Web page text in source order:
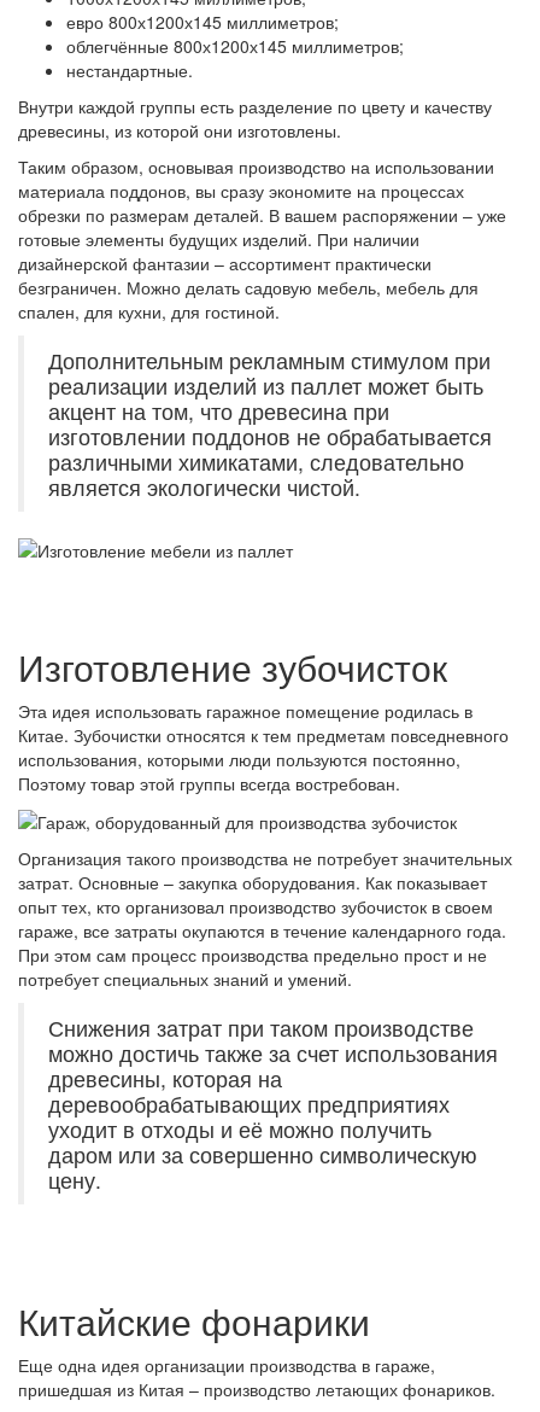
евро 800х1200х145 миллиметров;
облегчённые 800х1200х145 миллиметров;
нестандартные.
Внутри каждой группы есть разделение по цвету и качеству
древесины, из которой они изготовлены.
Таким образом, основывая производство на использовании
материала поддонов, вы сразу экономите на процессах
обрезки по размерам деталей. В вашем распоряжении – уже
готовые элементы будущих изделий. При наличии
дизайнерской фантазии – ассортимент практически
безграничен. Можно делать садовую мебель, мебель для
спален, для кухни, для гостиной.
Дополнительным рекламным стимулом при
реализации изделий из паллет может быть
акцент на том, что древесина при
изготовлении поддонов не обрабатывается
различными химикатами, следовательно
является экологически чистой.
Изготовление зубочисток
Эта идея использовать гаражное помещение родилась в
Китае. Зубочистки относятся к тем предметам повседневного
использования, которыми люди пользуются постоянно,
Поэтому товар этой группы всегда востребован.
Организация такого производства не потребует значительных
затрат. Основные – закупка оборудования. Как показывает
опыт тех, кто организовал производство зубочисток в своем
гараже, все затраты окупаются в течение календарного года.
При этом сам процесс производства предельно прост и не
потребует специальных знаний и умений.
Снижения затрат при таком производстве
можно достичь также за счет использования
древесины, которая на
деревообрабатывающих предприятиях
уходит в отходы и её можно получить
даром или за совершенно символическую
цену.
Китайские фонарики
Еще одна идея организации производства в гараже,
пришедшая из Китая – производство летающих фонариков.